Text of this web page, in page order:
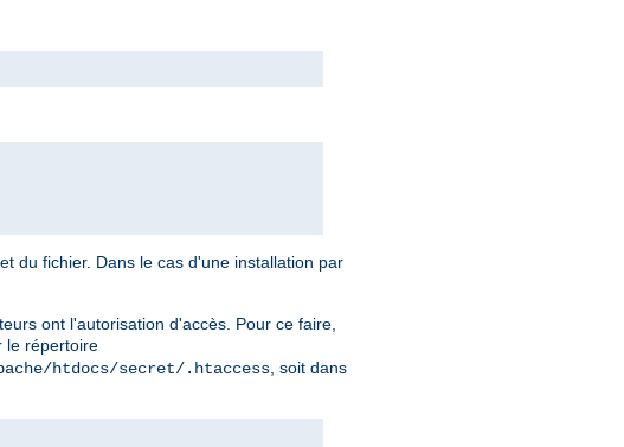
du fichier. Dans le cas d'une installation par
ont l'autorisation d'accès. Pour ce faire,
le répertoire
htdocs/secret/.htaccess , soit dans